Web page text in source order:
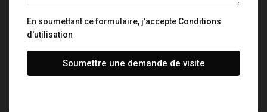
En soumettant ce formulaire, j'accepte Conditions
d'utilisation
Soumettre une demande de visite